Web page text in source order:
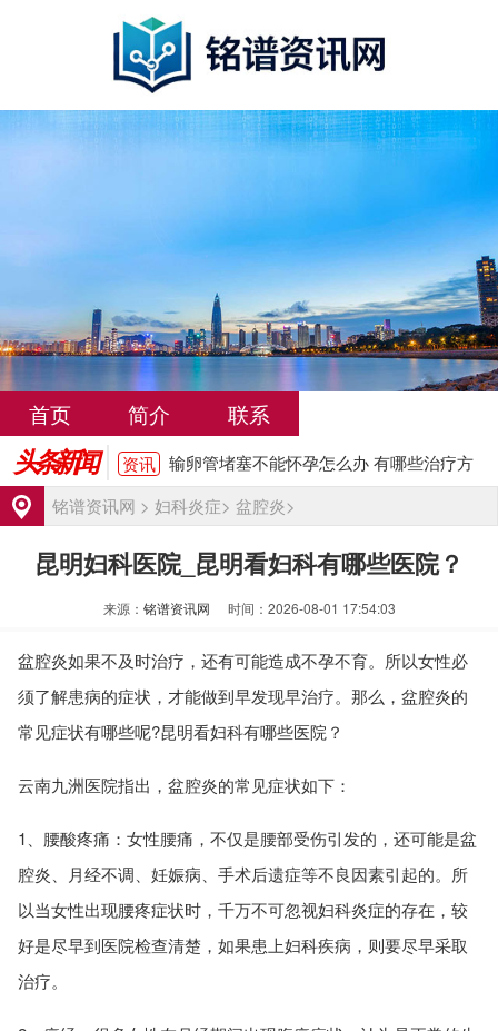
首页 简介 联系
头条新闻
输卵管堵塞不能怀孕怎么办 有哪些治疗方
苏州输卵管堵塞治疗费用大概多少钱
女性输卵管堵塞的常见症状有哪些
资讯 武汉输卵管堵塞治疗费用大概多少
资讯 洛阳输卵管堵塞怎么治疗费用大概多少
资讯
输卵管堵塞是什么原因引起的有哪些表现
资讯 输卵管堵塞不能怀孕怎么办 有哪些治疗方
法
资讯
资讯 女性输卵管堵塞的常见症状有哪些
资讯 武汉输卵管堵塞治疗费用大概多少
资讯 输卵管堵塞不能怀孕怎么办 有哪些治疗方
法
资讯
苏州输卵管堵塞治疗费用大概多少钱
资讯 女性输卵管堵塞的常见症状有哪些
资讯
武汉输卵管堵塞治疗费用大概多少
铭谱资讯网 > 妇科炎症> 盆腔炎>
昆明妇科医院_昆明看妇科有哪些医院？
来源： 铭谱资讯网 时间：2026-08-01 17:54:03
盆腔炎如果不及时治疗，还有可能造成不孕不育。所以女性必
须了解患病的症状，才能做到早发现早治疗。那么，盆腔炎的
常见症状有哪些呢?昆明看妇科有哪些医院？
云南九洲医院指出，盆腔炎的常见症状如下：
1、腰酸疼痛：女性腰痛，不仅是腰部受伤引发的，还可能是盆
腔炎、月经不调、妊娠病、手术后遗症等不良因素引起的。所
以当女性出现腰疼症状时，千万不可忽视妇科炎症的存在，较
好是尽早到医院检查清楚，如果患上妇科疾病，则要尽早采取
治疗。